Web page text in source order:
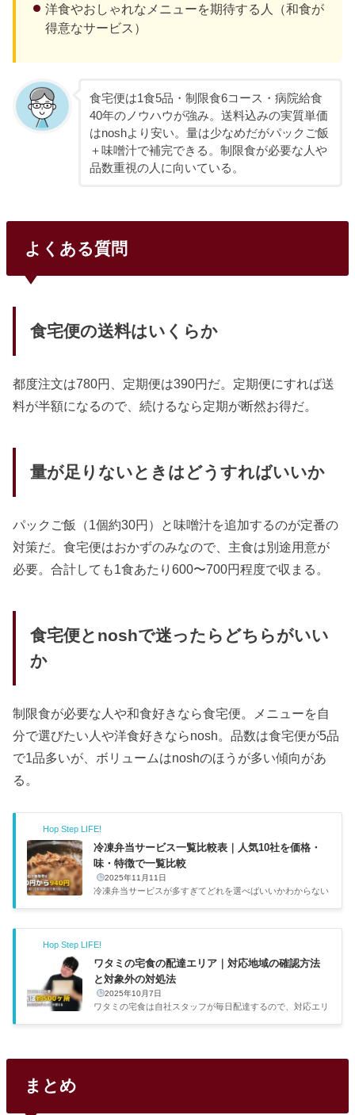
洋食やおしゃれなメニューを期待する人（和食が
得意なサービス）
食宅便は1食5品・制限食6コース・病院給食
40年のノウハウが強み。送料込みの実質単価
はnoshより安い。量は少なめだがパックご飯
＋味噌汁で補完できる。制限食が必要な人や
品数重視の人に向いている。
よくある質問
食宅便の送料はいくらか
都度注文は780円、定期便は390円だ。定期便にすれば送
料が半額になるので、続けるなら定期が断然お得だ。
量が足りないときはどうすればいいか
パックご飯（1個約30円）と味噌汁を追加するのが定番の
対策だ。食宅便はおかずのみなので、主食は別途用意が
必要。合計しても1食あたり600〜700円程度で収まる。
食宅便とnoshで迷ったらどちらがいい
か
制限食が必要な人や和食好きなら食宅便。メニューを自
分で選びたい人や洋食好きならnosh。品数は食宅便が5品
で1品多いが、ボリュームはnoshのほうが多い傾向があ
る。
Hop Step LIFE!
冷凍弁当サービス一覧比較表｜人気10社を価格・
味・特徴で一覧比較
2025年11月11日
冷凍弁当サービスが多すぎてどれを選べばいいかわからない
メニュー数・解約条件もサービスごとにかなり違う。目的に
合った2〜3社に絞って初回割引で食べ比べるのが、一番確実
な選び方だ。出典：nosh（ナッシュ）公式サイト主要4社の
早見比較10社の中でも利用者数が多く、初めての人に選ばれ
やすい4社を比較した。コスパとメニュー数のバランスではn
oshが一歩リードしている。サービス1食あたり送料メニュ
ー数特徴nosh462円...
Hop Step LIFE!
ワタミの宅食の配達エリア｜対応地域の確認方法
と対象外の対処法
2025年10月7日
ワタミの宅食は自社スタッフが毎日配達するので、対応エリ
食公式サイトにアクセスし、「お届け先」に郵便番号を入力
まとめ